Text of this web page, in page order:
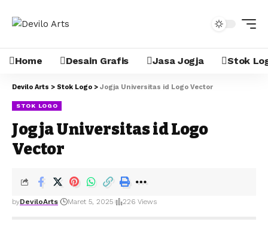
Home Desain Grafis Jasa Jogja Stok
Devilo Arts > Stok Logo > Jogja Universitas id Logo Vector
STOK LOGO
Jogja Universitas id Logo
Vector
byDeviloArts Maret 5, 2025 226 Views